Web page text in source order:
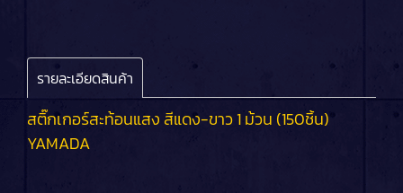
รายละเอียดสินค้า
สติ๊กเกอร์สะท้อนแสง สีแดง-ขาว 1 ม้วน (150ชิ้น)
YAMADA